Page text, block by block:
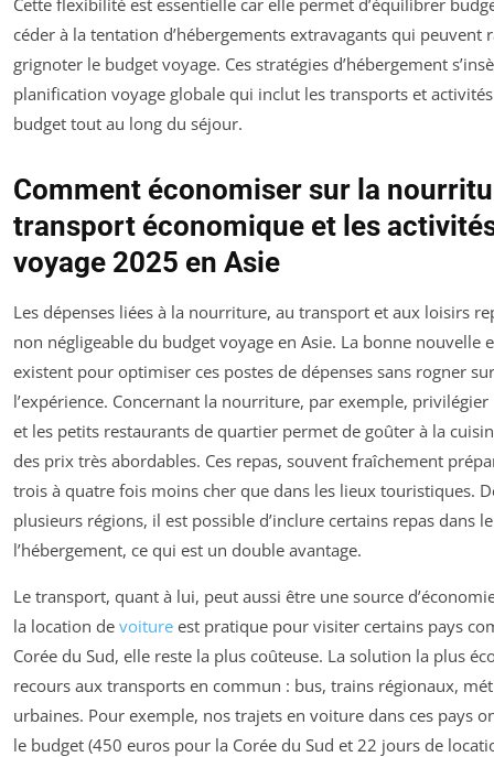
céder à la tentation d’hébergements extravagants qui peuvent
grignoter le budget voyage. Ces stratégies d’hébergement
planification voyage globale qui inclut les transports et
budget tout au long du séjour.
Comment économiser sur la
transport économique et les
voyage 2025 en Asie
Les dépenses liées à la nourriture, au transport et aux loisirs
non négligeable du budget voyage en Asie. La bonne nouvelle
existent pour optimiser ces postes de dépenses sans rogner
l’expérience. Concernant la nourriture, par exemple,
et les petits restaurants de quartier permet de goûter à la
des prix très abordables. Ces repas, souvent fraîchement
trois à quatre fois moins cher que dans les lieux touristiques.
plusieurs régions, il est possible d’inclure certains repas dans
l’hébergement, ce qui est un double avantage.
Le transport, quant à lui, peut aussi être une source
la location de voiture est pratique pour visiter certains pays
Corée du Sud, elle reste la plus coûteuse. La solution la plus
recours aux transports en commun : bus, trains régionaux,
urbaines. Pour exemple, nos trajets en voiture dans ces pays
le budget (450 euros pour la Corée du Sud et 22 jours de